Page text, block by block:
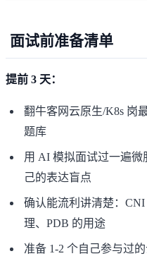
面试前准备清单
提前 3 天：
翻牛客网云原生/K8s 岗
题库
用 AI 模拟面试过一遍微
己的表达盲点
确认能流利讲清楚：CNI
理、PDB 的用途
准备 1-2 个自己参与过